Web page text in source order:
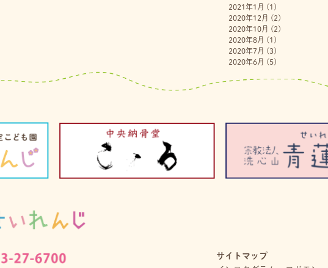
2021年1月 (1)
2020年12月 (2)
2020年10月 (2)
2020年8月 (1)
2020年7月 (3)
2020年6月 (5)
サイトマップ